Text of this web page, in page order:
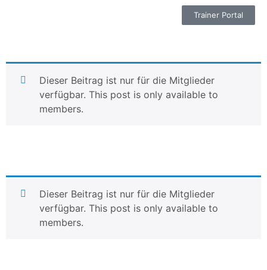
Trainer Portal
Dieser Beitrag ist nur für die Mitglieder
verfügbar. This post is only available to
members.
Dieser Beitrag ist nur für die Mitglieder
verfügbar. This post is only available to
members.